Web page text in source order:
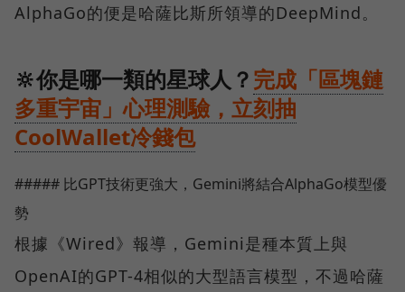
AlphaGo的便是哈薩比斯所領導的DeepMind。
🔆你是哪一類的星球人？完成「區塊鏈
多重宇宙」心理測驗，立刻抽
CoolWallet冷錢包
##### 比GPT技術更強大，Gemini將結合AlphaGo模型優
勢
根據《Wired》報導，Gemini是種本質上與
OpenAI的GPT-4相似的大型語言模型，不過哈薩